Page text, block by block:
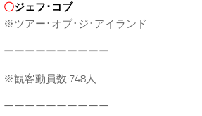
〇ジェフ･コブ
※ツアー･オブ･ジ･アイランド
ーーーーーーーーーー
※観客動員数:748人
ーーーーーーーーーー